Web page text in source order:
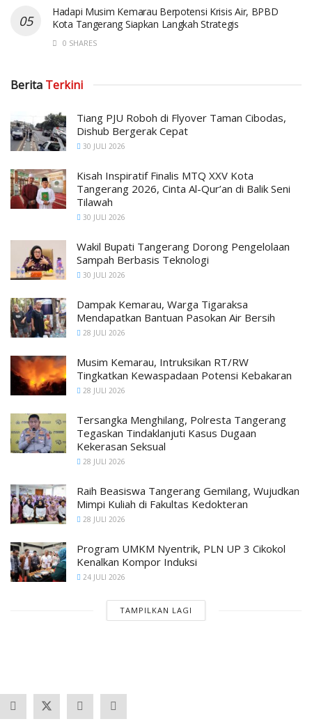
Hadapi Musim Kemarau Berpotensi Krisis Air, BPBD
Kota Tangerang Siapkan Langkah Strategis
0 SHARES
Berita Terkini
Tiang PJU Roboh di Flyover Taman Cibodas,
Dishub Bergerak Cepat
30 JULI 2026
Kisah Inspiratif Finalis MTQ XXV Kota
Tangerang 2026, Cinta Al-Qur’an di Balik Seni
Tilawah
30 JULI 2026
Wakil Bupati Tangerang Dorong Pengelolaan
Sampah Berbasis Teknologi
30 JULI 2026
Dampak Kemarau, Warga Tigaraksa
Mendapatkan Bantuan Pasokan Air Bersih
28 JULI 2026
Musim Kemarau, Intruksikan RT/RW
Tingkatkan Kewaspadaan Potensi Kebakaran
28 JULI 2026
Tersangka Menghilang, Polresta Tangerang
Tegaskan Tindaklanjuti Kasus Dugaan
Kekerasan Seksual
28 JULI 2026
Raih Beasiswa Tangerang Gemilang, Wujudkan
Mimpi Kuliah di Fakultas Kedokteran
28 JULI 2026
Program UMKM Nyentrik, PLN UP 3 Cikokol
Kenalkan Kompor Induksi
24 JULI 2026
TAMPILKAN LAGI